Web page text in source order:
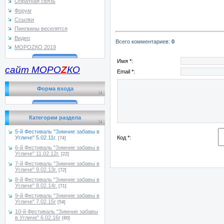
Форум
Ссылки
Пингвины веселятся
Видео
МОРОZКО 2019
сайт МОРОZКО
Форма входа
Категории раздела
5-й Фестиваль "Зимние забавы в
Угличе" 5.02.11г. [74]
6-й Фестиваль "Зимние забавы в
Угличе" 11.02.12г. [22]
7-й Фестиваль "Зимние забавы в
Угличе" 9.02.13г. [72]
8-й Фестиваль "Зимние забавы в
Угличе" 8.02.14г. [71]
9-й Фестиваль "Зимние забавы в
Угличе" 7.02.15г [54]
10-й Фестиваль "Зимние забавы
в Угличе" 6.02.16г [60]
Всего комментариев: 0
Имя *:
Email *:
Код *: